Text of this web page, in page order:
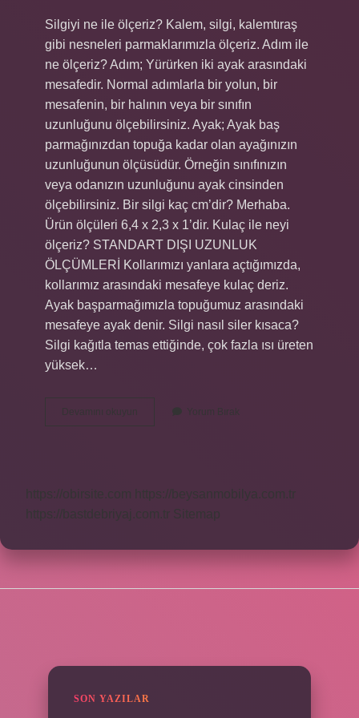
Silgiyi ne ile ölçeriz? Kalem, silgi, kalemtıraş
gibi nesneleri parmaklarımızla ölçeriz. Adım ile
ne ölçeriz? Adım; Yürürken iki ayak arasındaki
mesafedir. Normal adımlarla bir yolun, bir
mesafenin, bir halının veya bir sınıfın
uzunluğunu ölçebilirsiniz. Ayak; Ayak baş
parmağınızdan topuğa kadar olan ayağınızın
uzunluğunun ölçüsüdür. Örneğin sınıfınızın
veya odanızın uzunluğunu ayak cinsinden
ölçebilirsiniz. Bir silgi kaç cm’dir? Merhaba.
Ürün ölçüleri 6,4 x 2,3 x 1’dir. Kulaç ile neyi
ölçeriz? STANDART DIŞI UZUNLUK
ÖLÇÜMLERİ Kollarımızı yanlara açtığımızda,
kollarımız arasındaki mesafeye kulaç deriz.
Ayak başparmağımızla topuğumuz arasındaki
mesafeye ayak denir. Silgi nasıl siler kısaca?
Silgi kağıtla temas ettiğinde, çok fazla ısı üreten
yüksek…
Devamını okuyun
Silgimizi
Ne
Yorum Bırak
https://obirsite.com
https://beysanmobilya.com.tr
https://bastdebriyaj.com.tr Sitemap
SON YAZILAR